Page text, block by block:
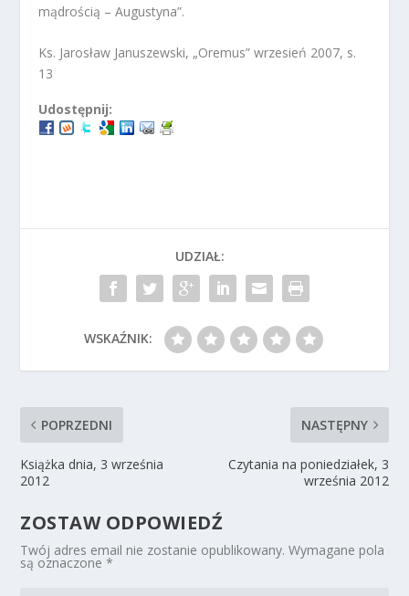
mądrością – Augustyna”.
Ks. Jarosław Januszewski, „Oremus” wrzesień 2007, s.
13
Udostępnij:
UDZIAŁ:
WSKAŹNIK:
POPRZEDNI
Książka dnia, 3 września
2012
NASTĘPNY
Czytania na poniedziałek, 3
września 2012
ZOSTAW ODPOWIEDŹ
Twój adres email nie zostanie opublikowany. Wymagane pola
są oznaczone*